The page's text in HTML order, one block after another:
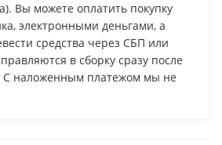
Вы можете оплатить покупку
электронными деньгами, а
средства через СБП или
в сборку сразу после
С наложенным платежом мы не